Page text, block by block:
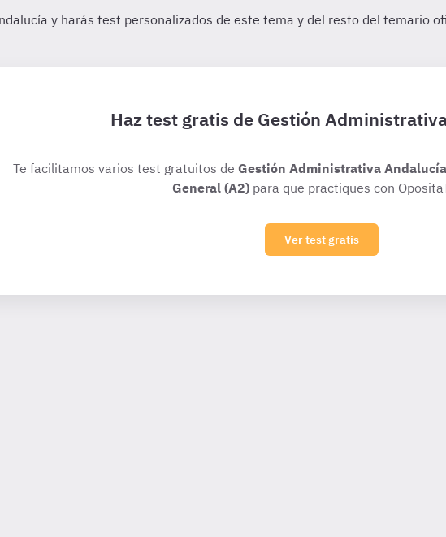
Haz test gratis de Gestión
Te facilitamos varios test gratuitos de Gestión Administrativa
General (A2) para que practiques con
Ver test gratis